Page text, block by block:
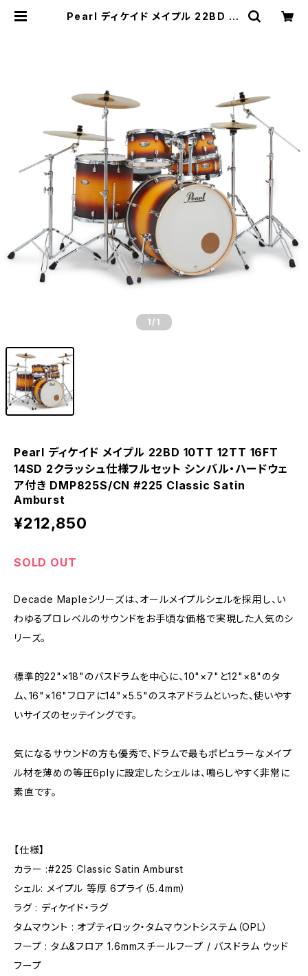
Pearl ディケイド メイプル 22BD 10
1 /1
Pearl ディケイド メイプル 22BD 10TT 12TT 16FT
14SD 2クラッシュ仕様フルセット シンバル・ハードウェ
ア付き DMP825S/CN #225 Classic Satin
Amburst
¥212,850
SOLD OUT
Decade Mapleシリーズは、オールメイプルシェルを採用し、い
わゆるプロレベルのサウンドをお手頃な価格で実現した人気のシ
リーズ。
標準的22"×18"のバスドラムを中心に、10"×7"と12"×8"のタ
ム、16"×16"フロアに14"×5.5"のスネアドラムといった、使いやす
いサイズのセッテイングです。
気になるサウンドの方も優秀で、ドラムで最もポピュラーなメイプ
ル材を薄めの等圧6plyに設定したシェルは、鳴らしやすく非常に
素直です。
【仕様】
カラー :#225 Classic Satin Amburst
シェル: メイプル 等厚 6プライ（5.4mm）
ラグ : ディケイド・ラグ
タムマウント : オプティロック・タムマウントシステム（OPL）
フープ : タム&フロア 1.6mmスチールフープ / バスドラム ウッド
フープ